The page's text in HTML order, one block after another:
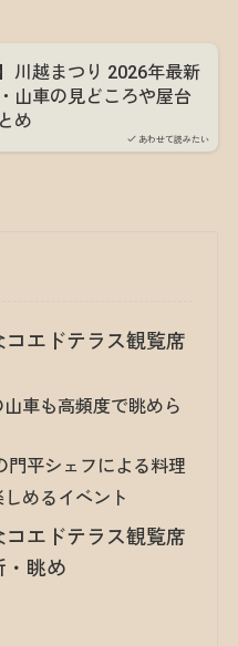
あわせて読みたい
川越まつり 2026年最新
山車の見どころや屋台
め
エドテラス観覧席
車も高頻度で眺めら
門平シェフによる料理
めるイベント
エドテラス観覧席
・眺め